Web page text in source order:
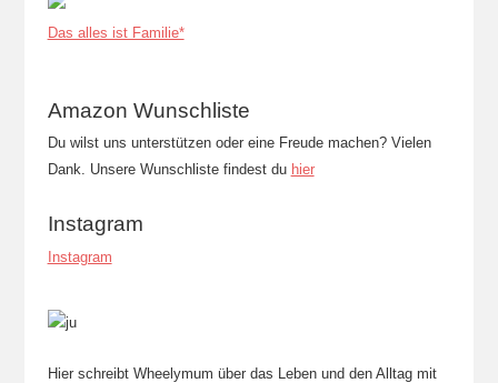
Das alles ist Familie*
Amazon Wunschliste
Du wilst uns unterstützen oder eine Freude machen? Vielen
Dank. Unsere Wunschliste findest du hier
Instagram
Instagram
Hier schreibt Wheelymum über das Leben und den Alltag mit